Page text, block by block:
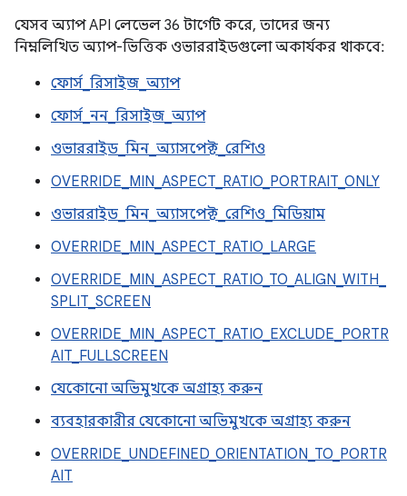
যেসব অ্যাপ API লেভেল 36 টার্গেট করে, তাদের জন্য
নিম্নলিখিত অ্যাপ-ভিত্তিক ওভাররাইডগুলো অকার্যকর থাকবে:
ফোর্স_রিসাইজ_অ্যাপ
ফোর্স_নন_রিসাইজ_অ্যাপ
ওভাররাইড_মিন_অ্যাসপেক্ট_রেশিও
OVERRIDE_MIN_ASPECT_RATIO_PORTRAIT_ONLY
ওভাররাইড_মিন_অ্যাসপেক্ট_রেশিও_মিডিয়াম
OVERRIDE_MIN_ASPECT_RATIO_LARGE
OVERRIDE_MIN_ASPECT_RATIO_TO_ALIGN_WITH_
SPLIT_SCREEN
OVERRIDE_MIN_ASPECT_RATIO_EXCLUDE_PORTR
AIT_FULLSCREEN
যেকোনো অভিমুখকে অগ্রাহ্য করুন
ব্যবহারকারীর যেকোনো অভিমুখকে অগ্রাহ্য করুন
OVERRIDE_UNDEFINED_ORIENTATION_TO_PORTR
AIT